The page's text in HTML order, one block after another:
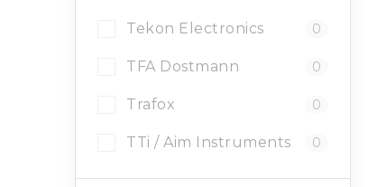
Tekon Electronics 0
TFA Dostmann 0
Trafox 0
TTi / Aim Instruments 0